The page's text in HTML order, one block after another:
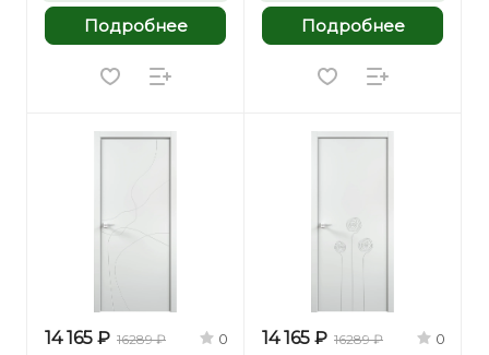
Подробнее Подробнее
14 165 ₽ 16289 ₽ 0 14 165 ₽ 16289 ₽ 0